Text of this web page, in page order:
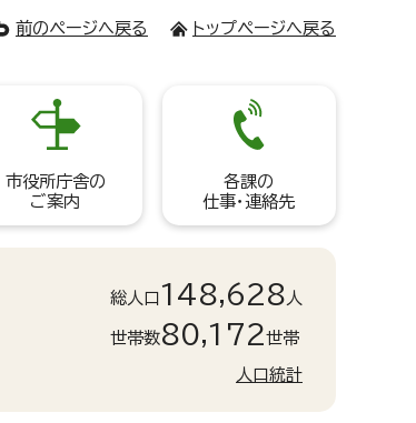
前のページへ戻る トップページへ戻る
市役所庁舎の
ご案内
各課の
仕事・連絡先
総人口 148,628 人
世帯数80,172世帯
人口統計